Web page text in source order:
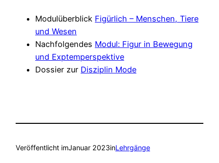
Modulüberblick Figürlich – Menschen, Tiere
und Wesen
Nachfolgendes Modul: Figur in Bewegung
und Exptemperspektive
Dossier zur Disziplin Mode
Veröffentlicht imJanuar 2023inLehrgänge